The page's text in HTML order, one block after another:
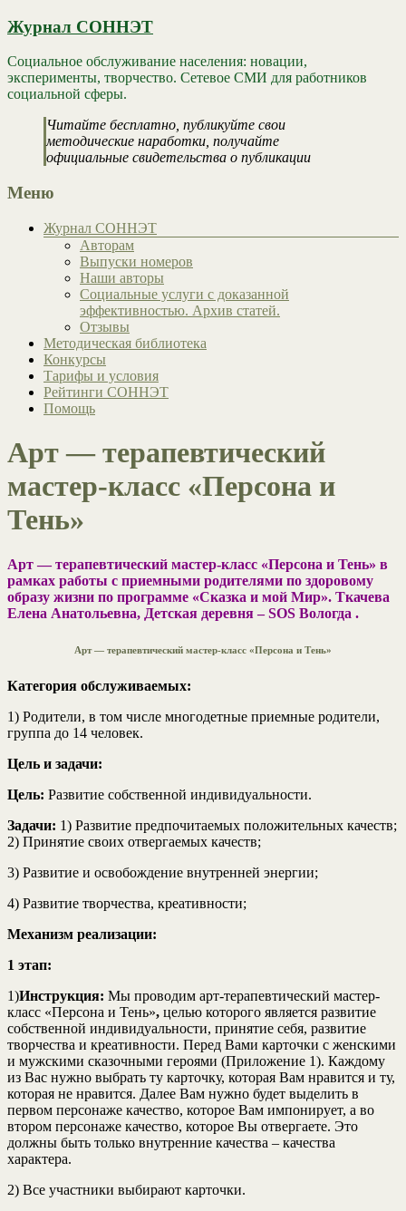
Журнал СОННЭТ
Социальное обслуживание населения: новации,
эксперименты, творчество. Сетевое СМИ для работников
социальной сферы.
Читайте бесплатно, публикуйте свои
методические наработки, получайте
официальные свидетельства о публикации
Меню
Журнал СОННЭТ
Авторам
Выпуски номеров
Наши авторы
Социальные услуги с доказанной
эффективностью. Архив статей.
Отзывы
Методическая библиотека
Конкурсы
Тарифы и условия
Рейтинги СОННЭТ
Помощь
Арт — терапевтический
мастер-класс «Персона и
Тень»
Арт — терапевтический мастер-класс «Персона и Тень» в
рамках работы с приемными родителями по здоровому
образу жизни по программе «Сказка и мой Мир». Ткачева
Елена Анатольевна, Детская деревня – SOS Вологда .
Арт — терапевтический мастер-класс «Персона и Тень»
Категория обслуживаемых:
1) Родители, в том числе многодетные приемные родители,
группа до 14 человек.
Цель и задачи:
Цель: Развитие собственной индивидуальности.
Задачи: 1) Развитие предпочитаемых положительных качеств;
2) Принятие своих отвергаемых качеств;
3) Развитие и освобождение внутренней энергии;
4) Развитие творчества, креативности;
Механизм реализации:
1 этап:
1)Инструкция: Мы проводим арт-терапевтический мастер-
класс «Персона и Тень», целью которого является развитие
собственной индивидуальности, принятие себя, развитие
творчества и креативности. Перед Вами карточки с женскими
и мужскими сказочными героями (Приложение 1). Каждому
из Вас нужно выбрать ту карточку, которая Вам нравится и ту,
которая не нравится. Далее Вам нужно будет выделить в
первом персонаже качество, которое Вам импонирует, а во
втором персонаже качество, которое Вы отвергаете. Это
должны быть только внутренние качества – качества
характера.
2) Все участники выбирают карточки.